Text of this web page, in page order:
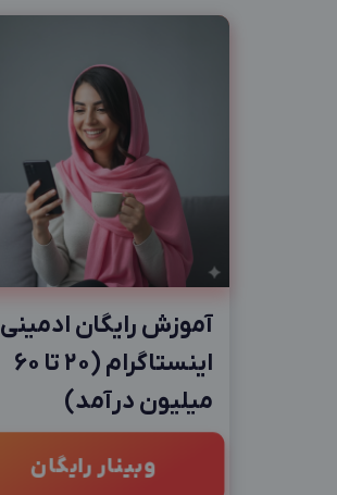
آموزش رایگان ادمینی
اینستاگرام (20 تا 60
میلیون درآمد)
وبینار رایگان